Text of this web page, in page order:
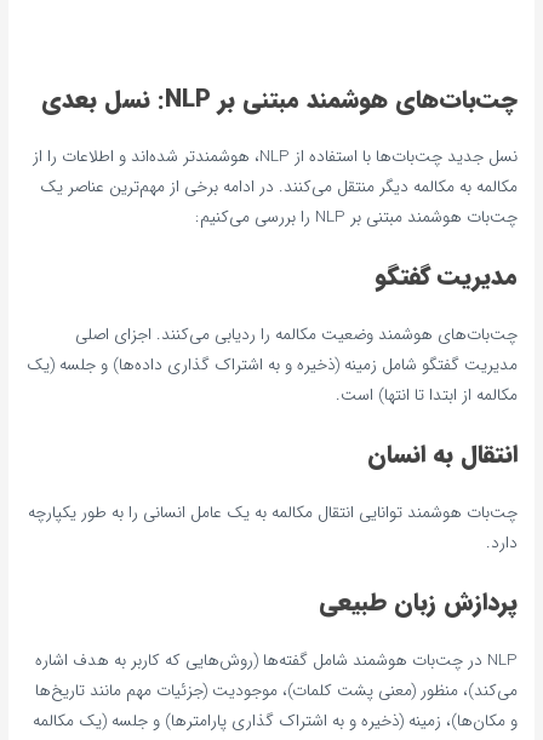
چت‌بات‌های هوشمند مبتنی بر NLP: نسل بعدی
نسل جدید چت‌بات‌ها با استفاده از NLP، هوشمندتر شده‌اند و اطلاعات را از
مکالمه به مکالمه دیگر منتقل می‌کنند. در ادامه برخی از مهم‌ترین عناصر یک
چت‌بات هوشمند مبتنی بر NLP را بررسی می‌کنیم:
مدیریت گفتگو
چت‌بات‌های هوشمند وضعیت مکالمه را ردیابی می‌کنند. اجزای اصلی
مدیریت گفتگو شامل زمینه (ذخیره و به اشتراک گذاری داده‌ها) و جلسه (یک
مکالمه از ابتدا تا انتها) است.
انتقال به انسان
چت‌بات هوشمند توانایی انتقال مکالمه به یک عامل انسانی را به طور یکپارچه
دارد.
پردازش زبان طبیعی
NLP در چت‌بات هوشمند شامل گفته‌ها (روش‌هایی که کاربر به هدف اشاره
می‌کند)، منظور (معنی پشت کلمات)، موجودیت (جزئیات مهم مانند تاریخ‌ها
و مکان‌ها)، زمینه (ذخیره و به اشتراک گذاری پارامترها) و جلسه (یک مکالمه